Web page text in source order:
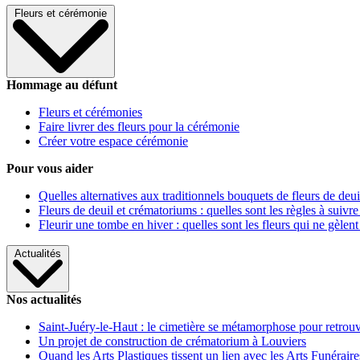
Fleurs et cérémonie
Hommage au défunt
Fleurs et cérémonies
Faire livrer des fleurs pour la cérémonie
Créer votre espace cérémonie
Pour vous aider
Quelles alternatives aux traditionnels bouquets de fleurs de
Fleurs de deuil et crématoriums : quelles sont les règles à
Fleurir une tombe en hiver : quelles sont les fleurs qui ne gèlent
Actualités
Nos actualités
Saint-Juéry-le-Haut : le cimetière se métamorphose pour
Un projet de construction de crématorium à Louviers
Quand les Arts Plastiques tissent un lien avec les Arts